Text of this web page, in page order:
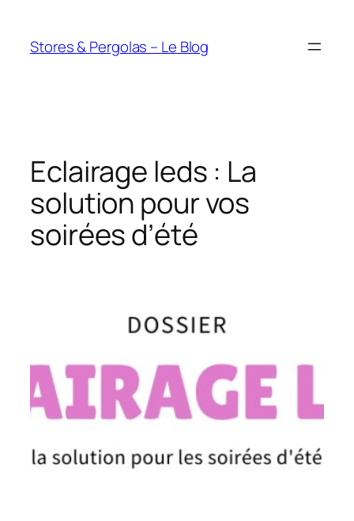
contenu
Stores & Pergolas – Le Blog
Eclairage leds : La
solution pour vos
soirées d’été